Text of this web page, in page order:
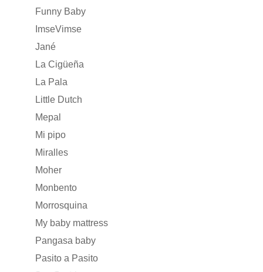
Funny Baby
ImseVimse
Jané
La Cigüeña
La Pala
Little Dutch
Mepal
Mi pipo
Miralles
Moher
Monbento
Morrosquina
My baby mattress
Pangasa baby
Pasito a Pasito